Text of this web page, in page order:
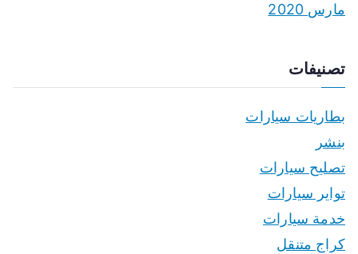
مارس 2020
تصنيفات
بطاريات سيارات
بنشر
تصليح سيارات
تواير سيارات
خدمة سيارات
كراج متنقل